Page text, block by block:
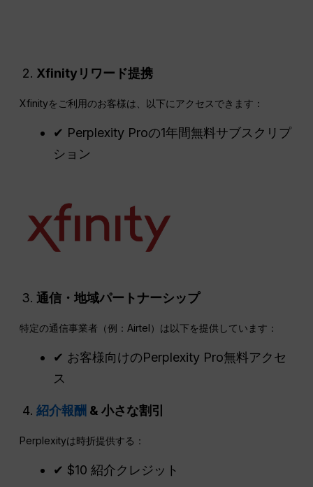
Xfinityリワード提携
Xfinityをご利用のお客様は、以下にアクセスできます：
✔ Perplexity Proの1年間無料サブスクリプ
ション
通信・地域パートナーシップ
特定の通信事業者（例：Airtel）は以下を提供しています：
✔ お客様向けのPerplexity Pro無料アクセ
ス
紹介報酬 & 小さな割引
Perplexityは時折提供する：
✔ $10 紹介クレジット